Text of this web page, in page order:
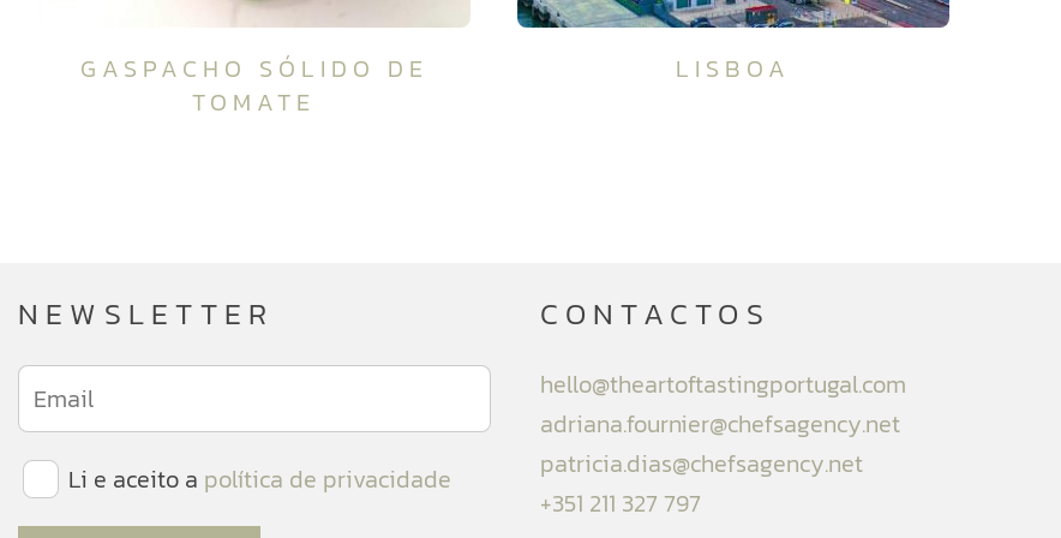
GASPACHO SÓLIDO DE
TOMATE
LISBOA
NEWSLETTER
Li e aceito a política de privacidade
CONTACTOS
hello@theartoftastingportugal.com
adriana.fournier@chefsagency.net
patricia.dias@chefsagency.net
+351 211 327 797